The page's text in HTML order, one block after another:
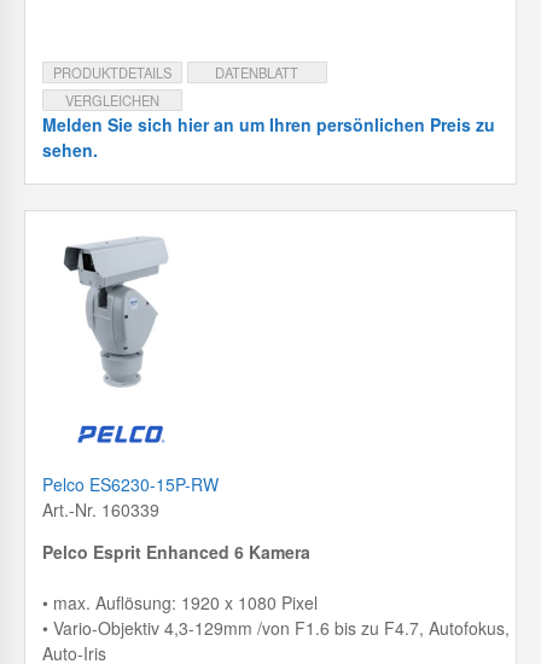
PRODUKTDETAILS
DATENBLATT
VERGLEICHEN
Melden Sie sich hier an um Ihren persönlichen Preis zu
sehen.
Pelco ES6230-15P-RW
Art.-Nr. 160339
Pelco Esprit Enhanced 6 Kamera
• max. Auflösung: 1920 x 1080 Pixel
• Vario-Objektiv 4,3-129mm /von F1.6 bis zu F4.7, Autofokus,
Auto-Iris